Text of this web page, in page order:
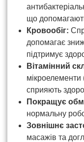
що
Кровообіг:
допомагає
підтримує
Вітамінний
мікроелементи
сприяють
Покращує
нормальну
Зовнішнє
масажів та